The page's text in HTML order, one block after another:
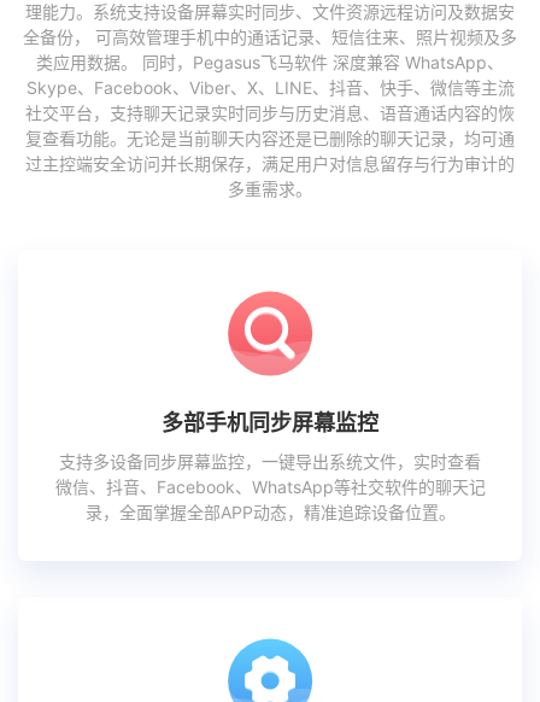
理能力。系统支持设备屏幕实时同步、文件资源远程访问及数据安
全备份， 可高效管理手机中的通话记录、短信往来、照片视频及多
类应用数据。 同时，Pegasus飞马软件 深度兼容 WhatsApp、
Skype、Facebook、Viber、X、LINE、抖音、快手、微信等主流
社交平台，支持聊天记录实时同步与历史消息、语音通话内容的恢
复查看功能。无论是当前聊天内容还是已删除的聊天记录，均可通
过主控端安全访问并长期保存，满足用户对信息留存与行为审计的
多重需求。
多部手机同步屏幕监控
支持多设备同步屏幕监控，一键导出系统文件，实时查看
微信、抖音、Facebook、WhatsApp等社交软件的聊天记
录，全面掌握全部APP动态，精准追踪设备位置。